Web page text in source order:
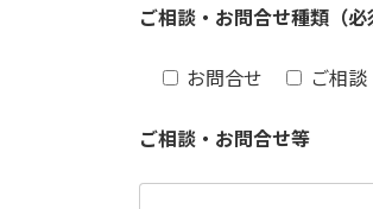
ご相談・お問合せ種類（必
お問合せ ご相談
ご相談・お問合せ等